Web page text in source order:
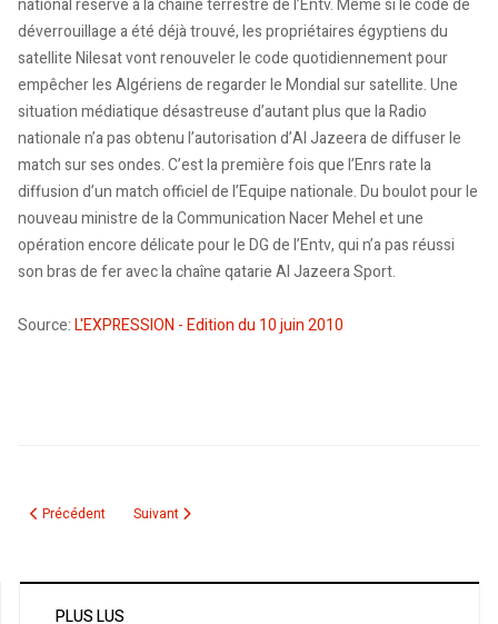
national réservé à la chaîne terrestre de l’Entv. Même si le code de
déverrouillage a été déjà trouvé, les propriétaires égyptiens du
satellite Nilesat vont renouveler le code quotidiennement pour
empêcher les Algériens de regarder le Mondial sur satellite. Une
situation médiatique désastreuse d’autant plus que la Radio
nationale n’a pas obtenu l’autorisation d’Al Jazeera de diffuser le
match sur ses ondes. C’est la première fois que l’Enrs rate la
diffusion d’un match officiel de l’Equipe nationale. Du boulot pour le
nouveau ministre de la Communication Nacer Mehel et une
opération encore délicate pour le DG de l’Entv, qui n’a pas réussi
son bras de fer avec la chaîne qatarie Al Jazeera Sport.
Source:L'EXPRESSION - Edition du 10 juin 2010
Article précédent : Mansouri abandonne le brassard
Précédent Article suivant : Pour qui nous prend Al Jazeera?
Suivant
PLUS LUS